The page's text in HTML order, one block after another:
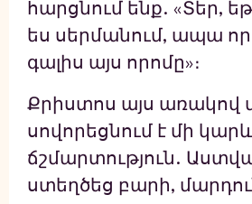
հարցնում ենք. «Տեր,
ես սերմանում, ապա
գալիս այս որոմը»։
Քրիստոս այս առակով
սովորեցնում է մի
ճշմարտություն.
ստեղծեց բարի,